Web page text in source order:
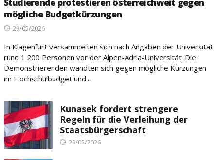
Studierende protestieren österreichweit gegen
mögliche Budgetkürzungen
Posted
29/05/2026
In Klagenfurt versammelten sich nach Angaben der Universität
rund 1.200 Personen vor der Alpen-Adria-Universität. Die
Demonstrierenden wandten sich gegen mögliche Kürzungen
im Hochschulbudget und...
Kunasek fordert strengere
Regeln für die Verleihung der
Staatsbürgerschaft
Posted
29/05/2026